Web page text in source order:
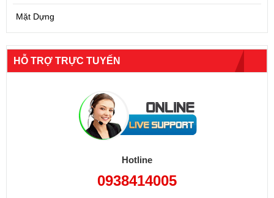
Mặt Dựng
HỖ TRỢ TRỰC TUYẾN
Hotline
0938414005